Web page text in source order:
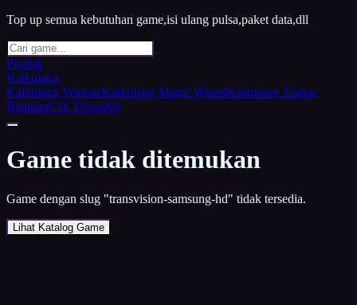
Top up semua kebutuhan game,isi ulang pulsa,paket data,dll
Produk
Kalkulator
Kalkulator WinrateKalkulator Magic WheelKalkulator Zodiac
BantuanCek Transaksi
Game tidak ditemukan
Game dengan slug "transvision-samsung-hd" tidak tersedia.
Lihat Katalog Game